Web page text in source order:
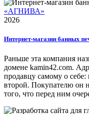
«АГНИВА»
2026
Интернет-магазин банных
Раньше эта компания
домене kamin42.com.
продавцу самому о
второй. Покупателю он
того, что перед ним